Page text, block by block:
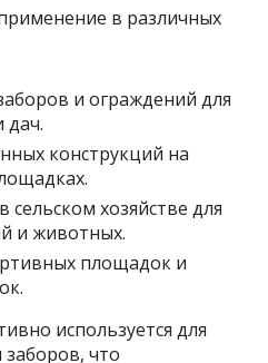
в различных
и ограждений для
дач.
конструкций на
сельском хозяйстве для
и животных.
площадок и
используется для
что